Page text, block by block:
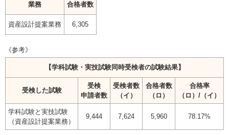
業務 合格者数
資産設計提案業務 6,305
《参考》
【学科試験・実技試験同時受検者の試験結果】
受検した試験
受検
申請者数
受検者数
（イ）
合格者数
（ロ）
合格率
（ロ）/（イ）
学科試験と実技試験
（資産設計提案業務）
9,444 7,624 5,960 78.17%